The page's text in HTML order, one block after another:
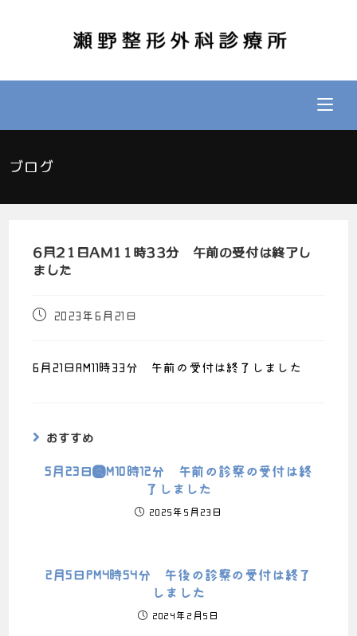
ブログ
6月21日AM11時33分 午前の受付は終了し
ました
2023年6月21日
6月21日AM11時33分 午前の受付は終了しました
おすすめ
5月23日ＡM10時12分 午前の診察の受付は終
了しました
2025年5月23日
2月5日PM4時54分 午後の診察の受付は終了
しました
2024年2月5日